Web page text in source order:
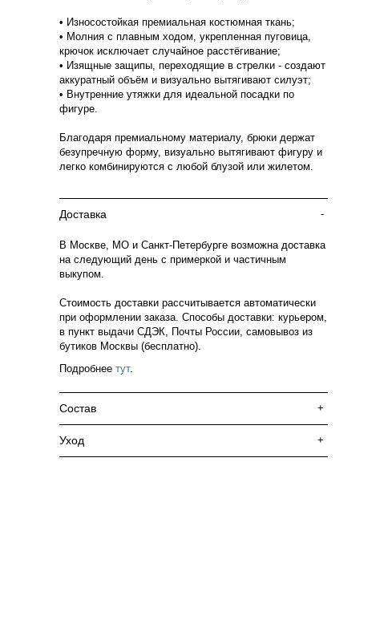
• Износостойкая премиальная костюмная ткань;
• Молния с плавным ходом, укрепленная пуговица,
крючок исключает случайное расстёгивание;
• Изящные защипы, переходящие в стрелки - создают
аккуратный объём и визуально вытягивают силуэт;
• Внутренние утяжки для идеальной посадки по
фигуре.
Благодаря премиальному материалу, брюки держат
безупречную форму, визуально вытягивают фигуру и
легко комбинируются с любой блузой или жилетом.
Доставка -
В Москве, МО и Санкт-Петербурге возможна доставка
на следующий день с примеркой и частичным
выкупом.
Стоимость доставки рассчитывается автоматически
при оформлении заказа. Способы доставки: курьером,
в пункт выдачи СДЭК, Почты России, самовывоз из
бутиков Москвы (бесплатно).
Подробнее тут.
Состав +
Уход +